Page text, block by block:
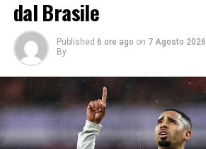
dal Brasile
Published 6 ore ago on 7 Agosto 2026
By